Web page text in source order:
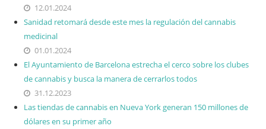
12.01.2024
Sanidad retomará desde este mes la regulación del cannabis
medicinal
01.01.2024
El Ayuntamiento de Barcelona estrecha el cerco sobre los clubes
de cannabis y busca la manera de cerrarlos todos
31.12.2023
Las tiendas de cannabis en Nueva York generan 150 millones de
dólares en su primer año